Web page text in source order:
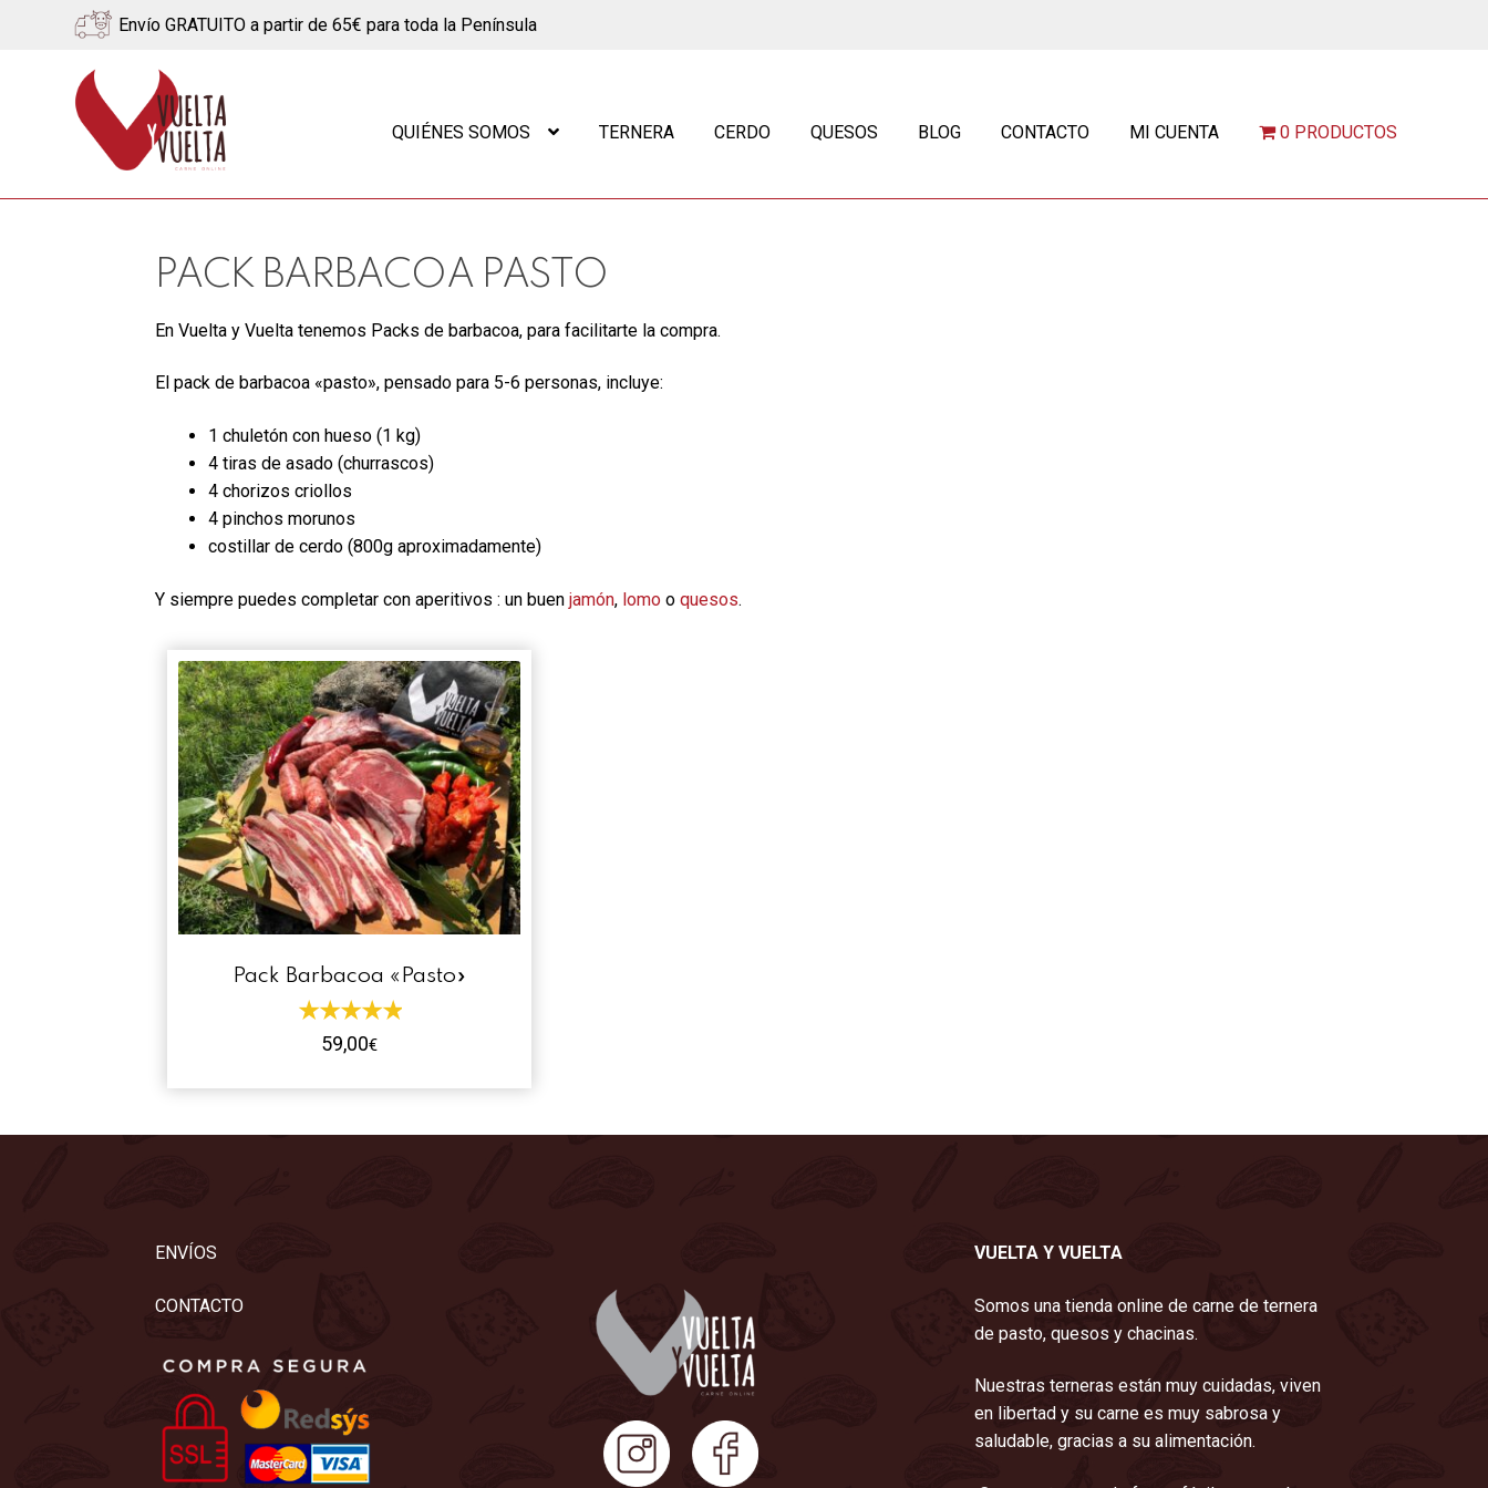
Envío GRATUITO a partir de 65€ para toda la Península
Ir
a
navegación
Ir
al
contenido
QUIÉNES SOMOS TERNERA CERDO QUESOS BLOG CONTACTO MI CUENTA 0 PRODUCTOS
PACK BARBACOA PASTO
En Vuelta y Vuelta tenemos Packs de barbacoa, para facilitarte la compra.
El pack de barbacoa «pasto», pensado para 5-6 personas, incluye:
1 chuletón con hueso (1 kg)
4 tiras de asado (churrascos)
4 chorizos criollos
4 pinchos morunos
costillar de cerdo (800g aproximadamente)
Y siempre puedes completar con aperitivos : un buenjamón, lomo oquesos.
Pack Barbacoa «Pasto»
59,00€
ENVÍOS
CONTACTO
VUELTA Y VUELTA
Somos una tienda online de carne de ternera
de pasto, quesos y chacinas.
Nuestras terneras están muy cuidadas, viven
en libertad y su carne es muy sabrosa y
saludable, gracias a su alimentación.